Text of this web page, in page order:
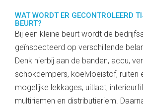
WAT WORDT ER GECONTROLEERD
BEURT?
Bij een kleine beurt wordt de
geïnspecteerd op verschillende
Denk hierbij aan de banden, accu,
schokdempers, koelvloeistof, ruiten
mogelijke lekkages, uitlaat,
multiriemen en distributieriem.